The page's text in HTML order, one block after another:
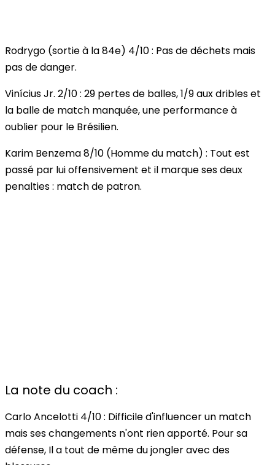
Rodrygo (sortie à la 84e) 4/10: Pas de déchets mais
pas de danger.
Vinícius Jr. 2/10: 29 pertes de balles, 1/9 aux dribles et
la balle de match manquée, une performance à
oublier pour le Brésilien.
Karim Benzema8/10 (Homme du match) : Tout est
passé par lui offensivement et il marque ses deux
penalties : match de patron.
La note du coach :
Carlo Ancelotti 4/10: Difficile d'influencer un match
mais ses changements n'ont rien apporté. Pour sa
défense, Il a tout de même du jongler avec des